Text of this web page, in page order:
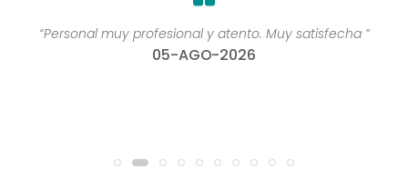
“Personal muy profesional y atento. Muy satisfecha ”
05-AGO-2026